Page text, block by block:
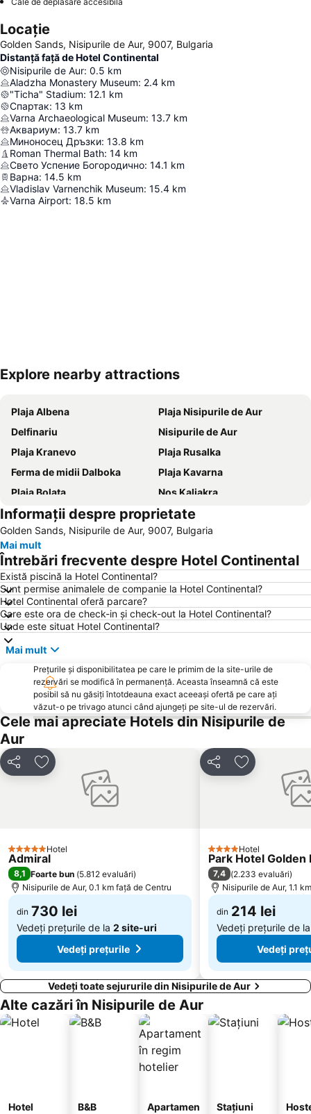
Locație
Golden Sands, Nisipurile de Aur, 9007, Bulgaria
Distanță față de Hotel Continental
Nisipurile de Aur: 0.5 km
Aladzha Monastery Museum: 2.4 km
"Ticha" Stadium: 12.1 km
Спартак: 13 km
Varna Archaeological Museum: 13.7 km
Аквариум: 13.7 km
Миноносец Дръзки: 13.8 km
Roman Thermal Bath: 14 km
Свето Успение Богородично: 14.1 km
Варна: 14.5 km
Vladislav Varnenchik Museum: 15.4 km
Varna Airport: 18.5 km
Explore nearby attractions
Plaja Albena
Plaja Nisipurile de Aur
Delfinariu
Nisipurile de Aur
Plaja Kranevo
Plaja Rusalka
Ferma de midii Dalboka
Plaja Kavarna
Plaja Bolata
Nos Kaliakra
Plaja Dvoretsa
Băile Termale Romane
Plaj Sv Sv Konstantin i Elena
Sfinții Împărați Constantin și Elena
Plaja Kabakum
Avtogara Albena
Pasha Dere
Parcul Primorski
Portul Varna
Grădina Botanică
Central entertainment zone - Golden Sands
Chayka
Gara Varna
Plaja Ikantalaka
Akvamarin
Aeroportul Varna
Lighthouse Golf
BlackSeaRama
La Balena
Riviera
Sirius
Evksinograd
Festivalen i kongresen centar
Bulgaran
Avtogara Varna
Grand Mall
Avtogara Balchik
Kompleks Detski kat
Galata
Vladislav Varnenchik
Stâncile Thracian
Informații despre proprietate
Golden Sands, Nisipurile de Aur, 9007, Bulgaria
Mai mult
Întrebări frecvente despre Hotel Continental
Există piscină la Hotel Continental?
Sunt permise animalele de companie la Hotel Continental?
Hotel Continental oferă parcare?
Care este ora de check-in și check-out la Hotel Continental?
Unde este situat Hotel Continental?
Mai mult
Prețurile și disponibilitatea pe care le primim de la site-urile de
rezervări se modifică în permanență. Aceasta înseamnă că este
posibil să nu găsiți întotdeauna exact aceeași ofertă pe care ați
văzut-o pe trivago atunci când ajungeți pe site-ul de rezervări.
Cele mai apreciate Hotels din Nisipurile de
Aur
DistribuițiAdăugaţi la favorite
5 Stele Hotel
Admiral
8,1 Foarte bun (5.812 evaluări)
Nisipurile de Aur, 0.1 km faţă de Centru
din 730 lei
Vedeți prețurile de la 2 site-uri
Vedeți prețurile
DistribuițiAdăugaţi la
4 SteleHotel
Park Hotel Golden
7,4 (2.233 evaluări)
Nisipurile de Aur, 1.1
din 214 lei
Vedeți prețurile de
Vedeți
Vedeți toate sejururile din Nisipurile de Aur
Alte cazări în Nisipurile de Aur
Hotel B&B
Apartamen
Stațiuni